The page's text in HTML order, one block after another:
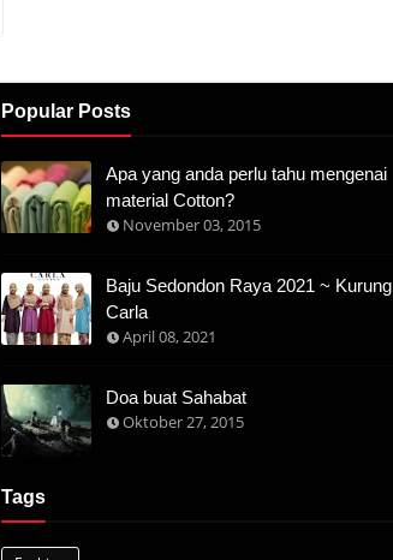
Popular Posts
Apa yang anda perlu tahu mengenai
material Cotton?
November 03, 2015
Baju Sedondon Raya 2021 ~ Kurung
Carla
April 08, 2021
Doa buat Sahabat
Oktober 27, 2015
Tags